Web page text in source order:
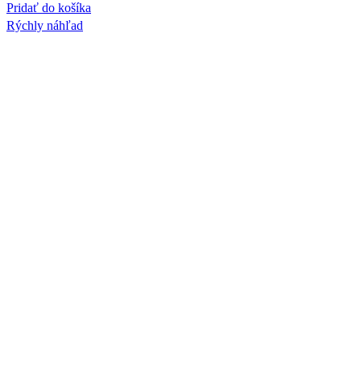
Pridať do košíka
Rýchly náhľad